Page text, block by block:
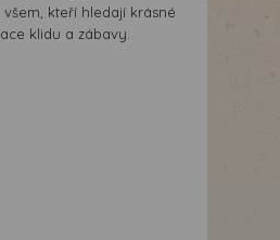
kteří hledají krásné
klidu a zábavy.